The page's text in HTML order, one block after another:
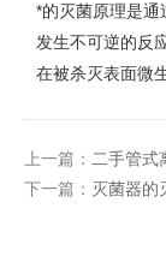
*的灭菌原理是
发生不可逆的反
在被杀灭表面微
上一篇： 二手管式
下一篇： 灭菌器的